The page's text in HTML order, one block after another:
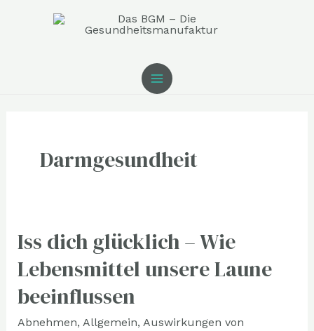
MAIN
Darmgesundheit
Iss dich glücklich – Wie
Lebensmittel unsere Laune
beeinflussen
Abnehmen, Allgemein, Auswirkungen von
Iss
glücklich
–
Wie